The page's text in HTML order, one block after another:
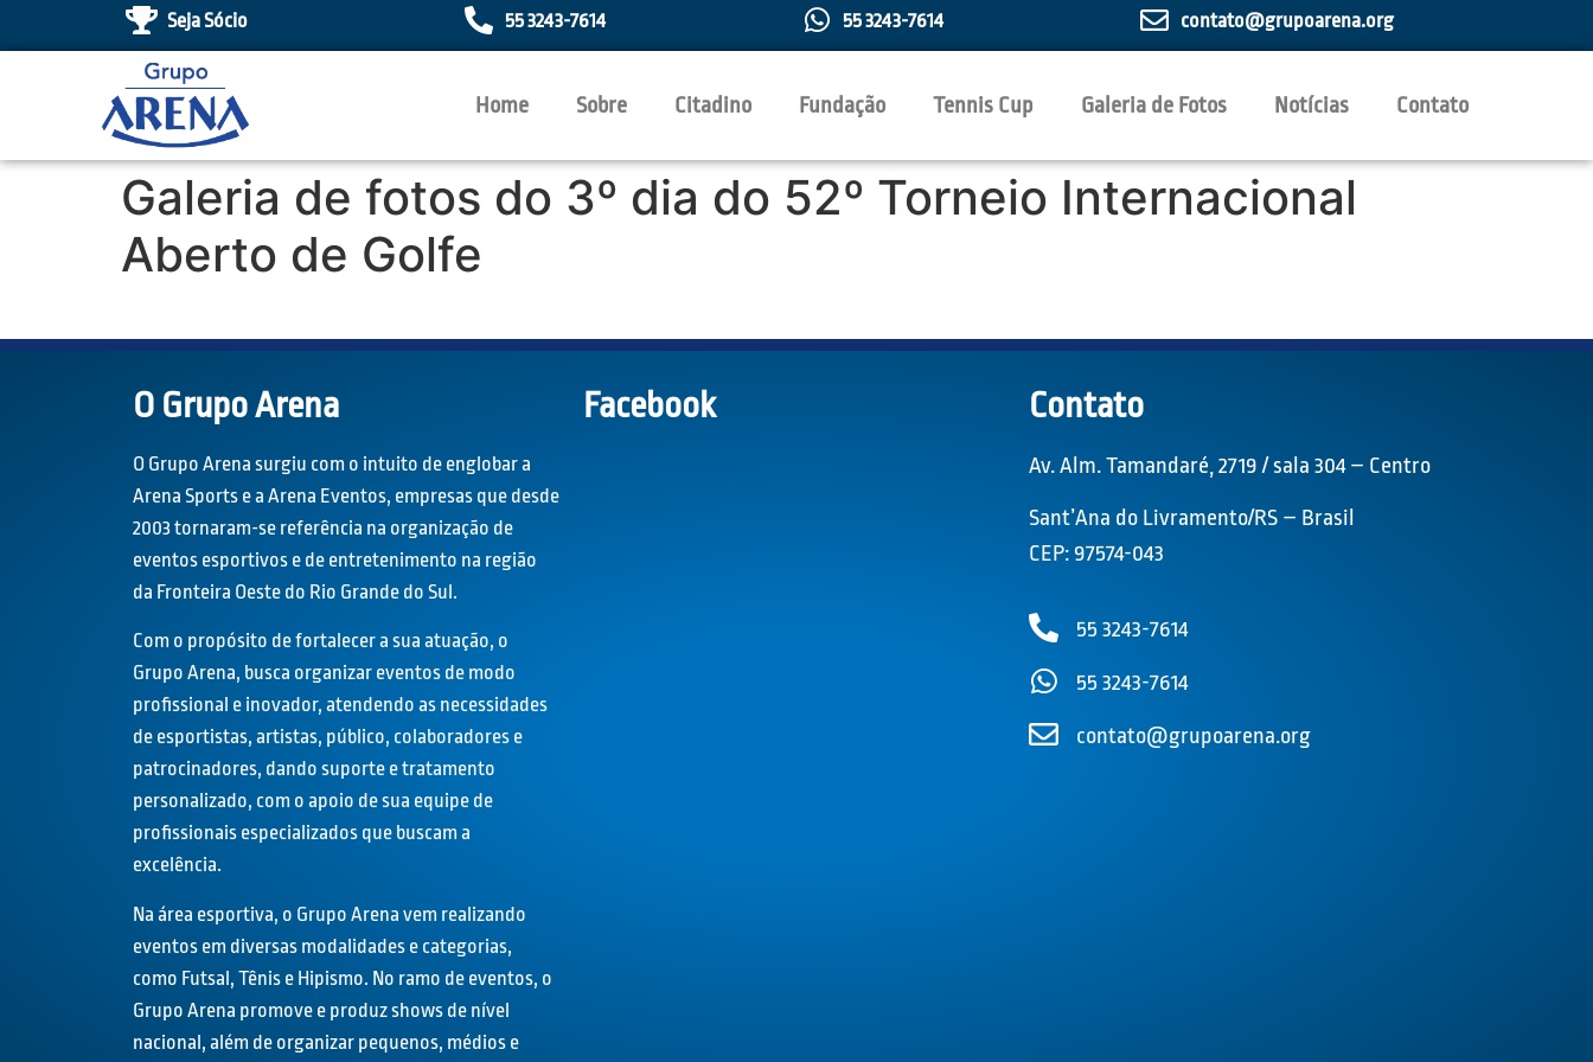
Seja Sócio 55 3243-7614 55 3243-7614 contato@grupoarena.org
Home Sobre Citadino Fundação Tennis Cup Galeria de Fotos Notícias Contato
Galeria de fotos do 3º dia do 52º Torneio Internacional
Aberto de Golfe
O Grupo Arena
O Grupo Arena surgiu com o intuito de englobar a
Arena Sports e a Arena Eventos, empresas que desde
2003 tornaram-se referência na organização de
eventos esportivos e de entretenimento na região
da Fronteira Oeste do Rio Grande do Sul.
Com o propósito de fortalecer a sua atuação, o
Grupo Arena, busca organizar eventos de modo
profissional e inovador, atendendo as necessidades
de esportistas, artistas, público, colaboradores e
patrocinadores, dando suporte e tratamento
personalizado, com o apoio de sua equipe de
profissionais especializados que buscam a
excelência.
Na área esportiva, o Grupo Arena vem realizando
eventos em diversas modalidades e categorias,
como Futsal, Tênis e Hipismo. No ramo de eventos, o
Grupo Arena promove e produz shows de nível
nacional, além de organizar pequenos, médios e
Facebook Contato
Av. Alm. Tamandaré, 2719 / sala 304 – Centro
Sant’Ana do Livramento/RS – Brasil
CEP: 97574-043
55 3243-7614
55 3243-7614
contato@grupoarena.org